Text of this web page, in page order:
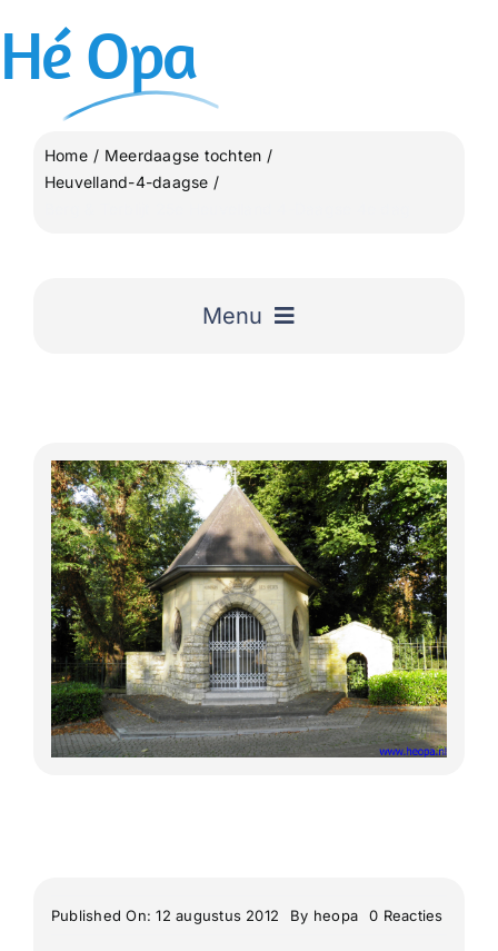
inhoud
Hé Opa
Home
Meerdaagse tochten
Heuvelland-4-daagse
Menu
Uitgelicht
Lange Afstand Wandeltochten
Meerdaagse tochten
Buitenlandse Wandelingen
Recente Wandelingen
Published On: 12 augustus 2012 By heopa 0 Reactieson